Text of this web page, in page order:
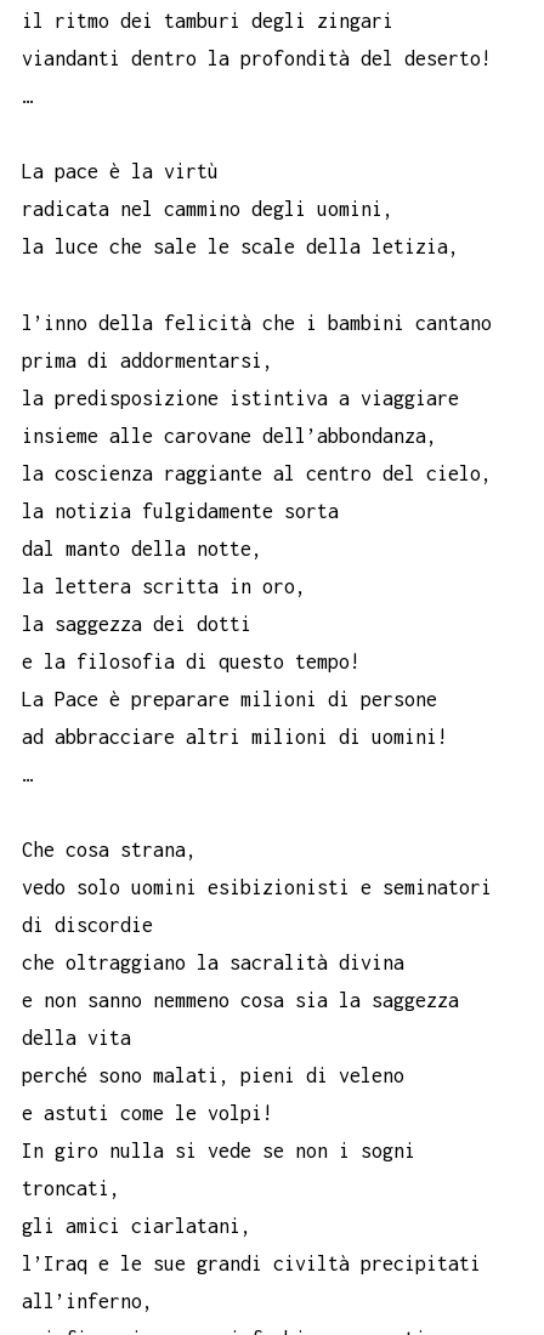
il ritmo dei tamburi degli zingari
viandanti dentro la profondità del deserto!
…
La pace è la virtù
radicata nel cammino degli uomini,
la luce che sale le scale della letizia,
l’inno della felicità che i bambini cantano
prima di addormentarsi,
la predisposizione istintiva a viaggiare
insieme alle carovane dell’abbondanza,
la coscienza raggiante al centro del cielo,
la notizia fulgidamente sorta
dal manto della notte,
la lettera scritta in oro,
la saggezza dei dotti
e la filosofia di questo tempo!
La Pace è preparare milioni di persone
ad abbracciare altri milioni di uomini!
…
Che cosa strana,
vedo solo uomini esibizionisti e seminatori
di discordie
che oltraggiano la sacralità divina
e non sanno nemmeno cosa sia la saggezza
della vita
perché sono malati, pieni di veleno
e astuti come le volpi!
In giro nulla si vede se non i sogni
troncati,
gli amici ciarlatani,
l’Iraq e le sue grandi civiltà precipitati
all’inferno,